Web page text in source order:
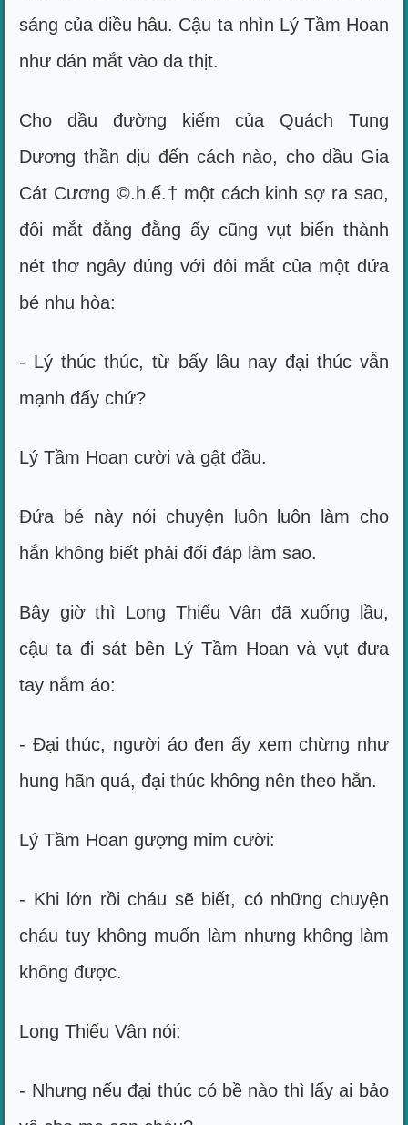
sáng của diều hâu. Cậu ta nhìn Lý Tầm Hoan
như dán mắt vào da thịt.
Cho dầu đường kiếm của Quách Tung
Dương thần dịu đến cách nào, cho dầu Gia
Cát Cương ©.h.ế.† một cách kinh sợ ra sao,
đôi mắt đằng đằng ấy cũng vụt biến thành
nét thơ ngây đúng với đôi mắt của một đứa
bé nhu hòa:
- Lý thúc thúc, từ bấy lâu nay đại thúc vẫn
mạnh đấy chứ?
Lý Tầm Hoan cười và gật đầu.
Đứa bé này nói chuyện luôn luôn làm cho
hắn không biết phải đối đáp làm sao.
Bây giờ thì Long Thiếu Vân đã xuống lầu,
cậu ta đi sát bên Lý Tầm Hoan và vụt đưa
tay nắm áo:
- Đại thúc, người áo đen ấy xem chừng như
hung hãn quá, đại thúc không nên theo hắn.
Lý Tầm Hoan gượng mỉm cười:
- Khi lớn rồi cháu sẽ biết, có những chuyện
cháu tuy không muốn làm nhưng không làm
không được.
Long Thiếu Vân nói:
- Nhưng nếu đại thúc có bề nào thì lấy ai bảo